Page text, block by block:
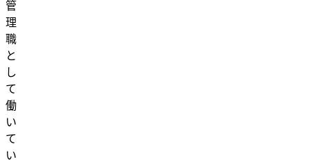
管
理
職
と
し
て
働
い
て
い